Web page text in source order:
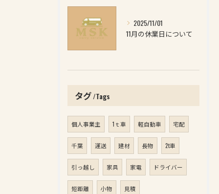
2025/11/01
11月の休業日について
タグ Tags
個人事業主 1ｔ車 軽自動車 宅配
千葉 運送 建材 長物 2t車
引っ越し 家具 家電 ドライバー
短距離 小物 見積